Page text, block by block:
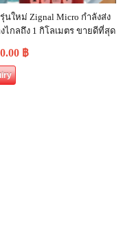
นใหม่ Zignal Micro กำลังส่ง
กลถึง 1 กิโลเมตร ขายดีที่สุด
฿